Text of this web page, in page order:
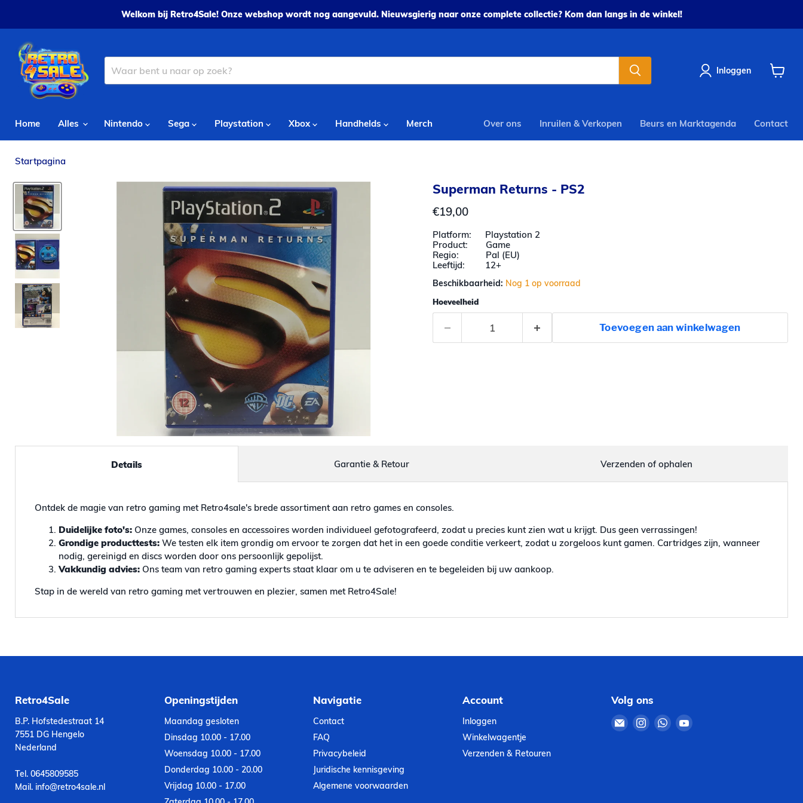
Welkom bij Retro4Sale! Onze webshop wordt nog aangevuld. Nieuwsgierig naar onze complete collectie? Kom dan langs in de winkel!
Inloggen
Home Alles Nintendo Sega Playstation Xbox Handhelds Merch Over ons Inruilen & Verkopen Beurs en Marktagenda Contact
Startpagina
Superman Returns - PS2
Huidige prijs
€19,00
Platform: Playstation 2
Product: Game
Regio: Pal (EU)
Leeftijd: 12+
Beschikbaarheid: Nog 1 op voorraad
Hoeveelheid
Toevoegen aan winkelwagen
Details
Ontdek de magie van retro gaming met Retro4sale's brede assortiment aan retro games en consoles.
Duidelijke foto's: Onze games, consoles en accessoires worden individueel gefotografeerd, zodat u precies kunt zien wat u krijgt. Dus geen verrassingen!
Grondige producttests: We testen elk item grondig om ervoor te zorgen dat het in een goede conditie verkeert, zodat u zorgeloos kunt gamen. Cartridges zijn, wanneer
nodig, gereinigd en discs worden door ons persoonlijk gepolijst.
Vakkundig advies: Ons team van retro gaming experts staat klaar om u te adviseren en te begeleiden bij uw aankoop.
Stap in de wereld van retro gaming met vertrouwen en plezier, samen met Retro4Sale!
Garantie & Retour Verzenden of ophalen
Retro4Sale
B.P. Hofstedestraat 14
7551 DG Hengelo
Nederland
Tel. 0645809585
Mail. info@retro4sale.nl
Openingstijden
Maandag gesloten
Dinsdag 10.00 - 17.00
Woensdag 10.00 - 17.00
Donderdag 10.00 - 20.00
Vrijdag 10.00 - 17.00
Navigatie
Contact
FAQ
Privacybeleid
Juridische kennisgeving
Algemene voorwaarden
Account
Inloggen
Winkelwagentje
Verzenden & Retouren
Volg ons
Email
Retro4Sale
Vind
ons
Vind
ons
Vind